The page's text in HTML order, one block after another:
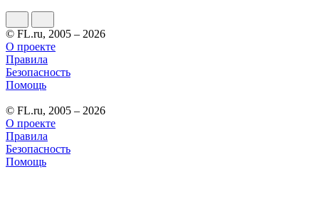
© FL.ru, 2005 – 2026
О проекте
Правила
Безопасность
Помощь
© FL.ru, 2005 – 2026
О проекте
Правила
Безопасность
Помощь